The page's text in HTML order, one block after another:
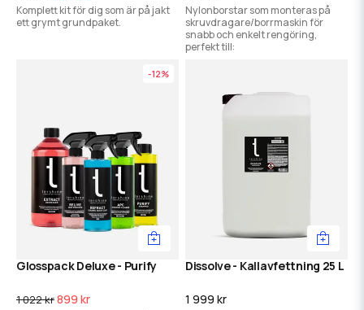
Komplett kit för dig som är på jakt
ett grymt grundpaket.
Nylonborstar som monteras på
skruvdragare/borrmaskin för
snabb och enkelt rengöring,
perfekt till:
Glosspack Deluxe - Purify
1 022 kr899 kr
-12%
Dissolve - Kallavfettning 25 L
1 999 kr